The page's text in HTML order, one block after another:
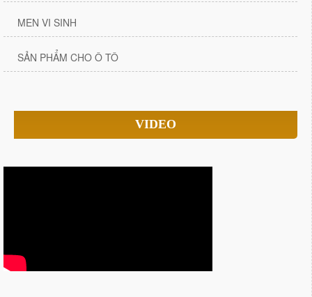
MEN VI SINH
SẢN PHẨM CHO Ô TÔ
VIDEO